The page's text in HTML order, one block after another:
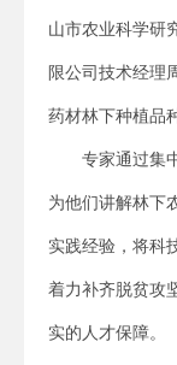
山市农业科学研
限公司技术经理
药材林下种植品
专家通过集
为他们讲解林下
实践经验，将科
着力补齐脱贫攻
实的人才保障。